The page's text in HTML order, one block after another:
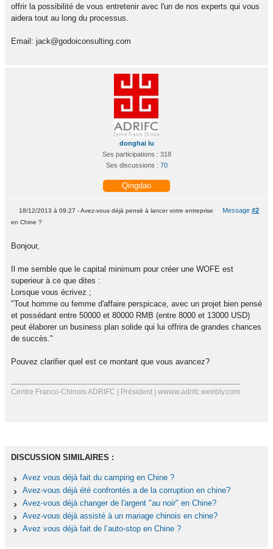
offrir la possibilité de vous entretenir avec l'un de nos experts qui vous
aidera tout au long du processus.
Email: jack@godoiconsulting.com
donghai lu
Ses participations : 318
Ses discussions : 70
Qingdao
Message #2
18/12/2013 à 09:27 - Avez-vous déjà pensé à lancer votre entreprise
en Chine ?
Bonjour,
Il me semble que le capital minimum pour créer une WOFE est
superieur à ce que dites :
Lorsque vous écrivez ;
"Tout homme ou femme d'affaire perspicace, avec un projet bien pensé
et possédant entre 50000 et 80000 RMB (entre 8000 et 13000 USD)
peut élaborer un business plan solide qui lui offrira de grandes chances
de succès."
Pouvez clarifier quel est ce montant que vous avancez?
Centre Franco-Chinois ADRIFC | Président | wwww.adrifc.weebly.com
DISCUSSION SIMILAIRES :
Avez vous déjà fait du camping en Chine ?
Avez-vous déjà été confrontés a de la corruption en chine?
Avez-vous déjà changer de l'argent "au noir" en Chine?
Avez-vous déjà assisté à un mariage chinois en chine?
Avez vous déjà fait de l’auto-stop en Chine ?